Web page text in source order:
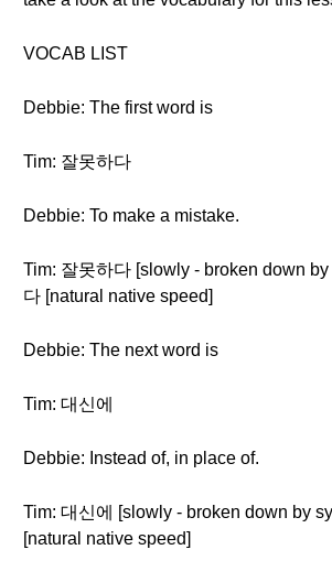
VOCAB LIST
Debbie: The first word is
Tim: 잘못하다
Debbie: To make a mistake.
Tim: 잘못하다 [slowly - broken down
다 [natural native speed]
Debbie: The next word is
Tim: 대신에
Debbie: Instead of, in place of.
Tim: 대신에 [slowly - broken down by
[natural native speed]